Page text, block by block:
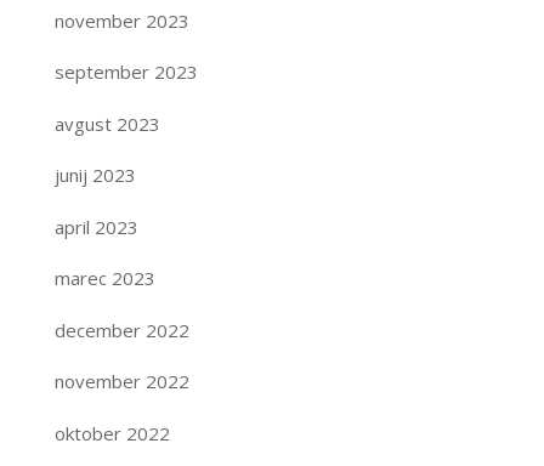
november 2023
september 2023
avgust 2023
junij 2023
april 2023
marec 2023
december 2022
november 2022
oktober 2022